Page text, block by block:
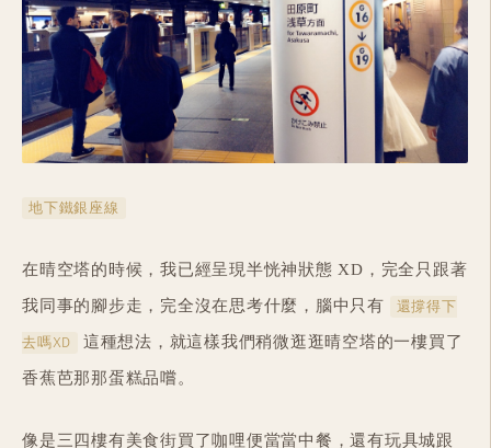
地下鐵銀座線
在晴空塔的時候，我已經呈現半恍神狀態 XD，完全只跟著
我同事的腳步走，完全沒在思考什麼，腦中只有 還撐得下
去嗎XD 這種想法，就這樣我們稍微逛逛晴空塔的一樓買了
香蕉芭那那蛋糕品嚐。
像是三四樓有美食街買了咖哩便當當中餐，還有玩具城跟